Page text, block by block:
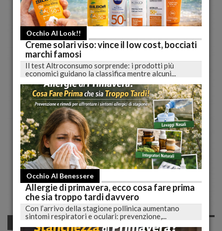
Occhio al Look!!
Occhio Al Look!!
Creme solari viso: vince il low cost, bocciati
marchi famosi
Il test Altroconsumo sorprende: i prodotti più
economici guidano la classifica mentre alcuni...
Occhio Al Benessere
Allergie di primavera, ecco cosa fare prima
che sia troppo tardi davvero
Con l’arrivo della stagione pollinica aumentano
sintomi respiratori e oculari: prevenzione,...